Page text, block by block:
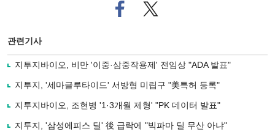
페
이
로
기
사
유
기
트위
터로
관련기사
지투지바이오, 비만 '이중·삼중작용제' 전임상 "ADA 발표"
지투지, '세마글루타이드' 서방형 미립구 "美특허 등록"
지투지바이오, 조현병 '1·3개월 제형' "PK 데이터 발표"
지투지, '삼성에피스 딜' 後 급락에 "빅파마 딜 무산 아냐"